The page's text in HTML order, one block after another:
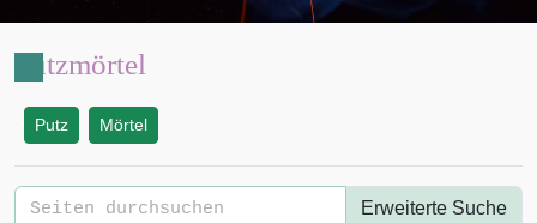
Putzmörtel
Putz Mörtel
Erweiterte Suche